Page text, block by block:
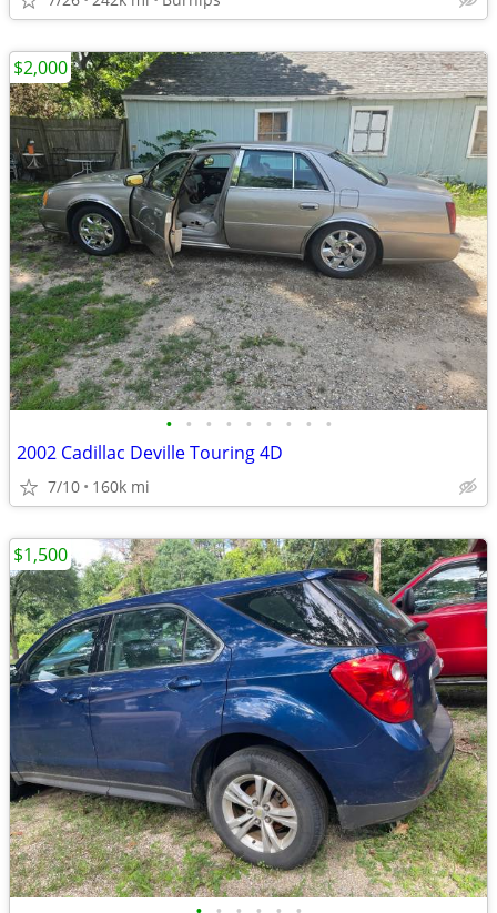
• • • • • • • • •
2002 Cadillac Deville Touring 4D
7/10 160k mi
$2,000
$1,500